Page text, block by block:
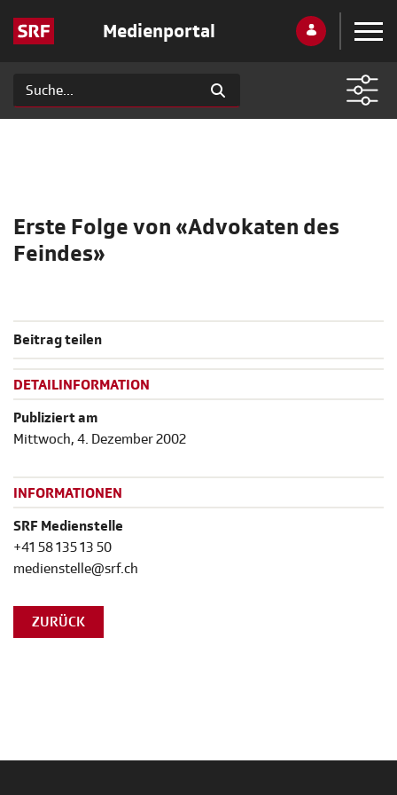
Medienportal
Erste Folge von «Advokaten des
Feindes»
Beitrag teilen
DETAILINFORMATION
Publiziert am
Mittwoch, 4. Dezember 2002
INFORMATIONEN
SRF Medienstelle
+41 58 135 13 50
medienstelle@srf.ch
ZURÜCK